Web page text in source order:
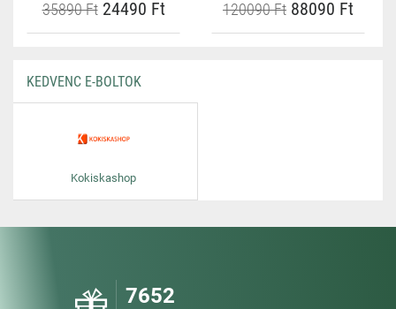
35890 Ft24490 Ft 120090 Ft 88090 Ft
KEDVENC E-BOLTOK
Kokiskashop
7652